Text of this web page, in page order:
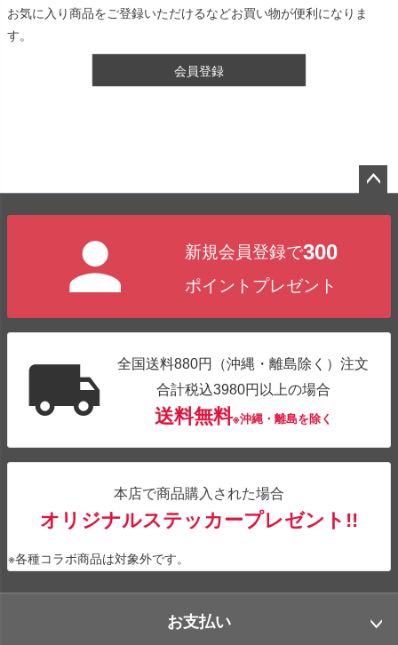
お気に入り商品をご登録いただけるなどお買い物が便利になりま
す。
会員登録
新規会員登録で300
ポイントプレゼント
全国送料880円（沖縄・離島除く）注文
合計税込3980円以上の場合
送料無料※沖縄・離島を除く
本店で商品購入された場合
オリジナルステッカープレゼント!!
※各種コラボ商品は対象外です。
お支払い